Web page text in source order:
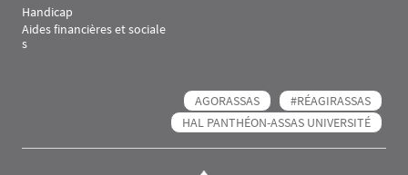
Handicap
Aides financières et sociale
s
AGORASSAS
#RÉAGIRASSAS
HAL PANTHÉON-ASSAS UNIVERSITÉ